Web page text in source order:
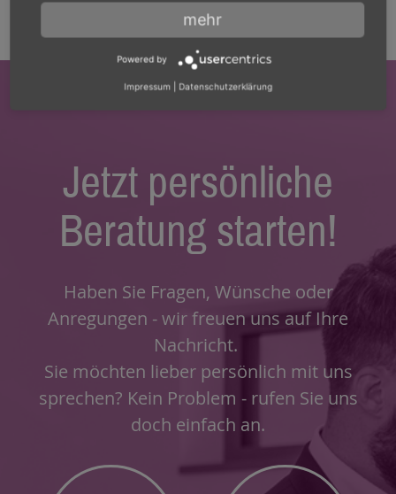
Jetzt persönliche
Beratung starten!
Haben Sie Fragen, Wünsche oder
Anregungen - wir freuen uns auf Ihre
Nachricht.
Sie möchten lieber persönlich mit uns
sprechen? Kein Problem - rufen Sie uns
doch einfach an.
mehr
Powered by
Impressum Datenschutzerklärung